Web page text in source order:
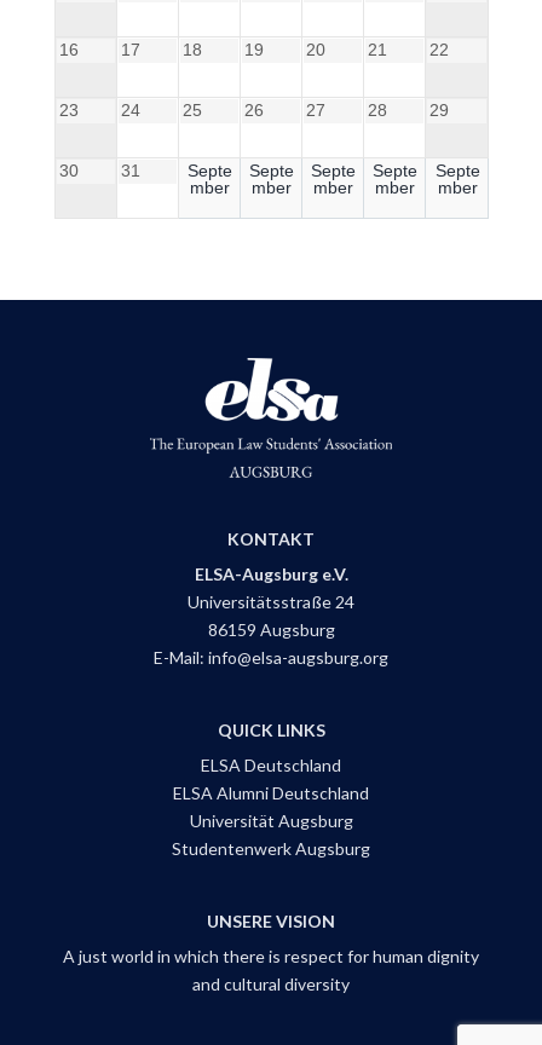
16 17 18 19 20 21 22
23 24 25 26 27 28 29
30 31
Septe
mber
Septe
mber
Septe
mber
Septe
mber
Septe
mber
KONTAKT
ELSA-Augsburg e.V.
Universitätsstraße 24
86159 Augsburg
E-Mail: info@elsa-augsburg.org
QUICK LINKS
ELSA Deutschland
ELSA Alumni Deutschland
Universität Augsburg
Studentenwerk Augsburg
UNSERE VISION
A just world in which there is respect for human dignity
and cultural diversity